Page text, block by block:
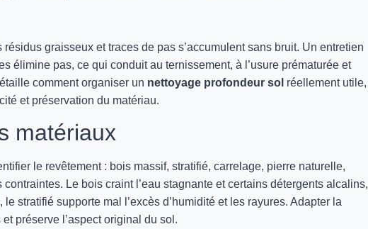
graisseux et traces de pas s’accumulent sans bruit. Un entretien
élimine pas, ce qui conduit au ternissement, à l’usure prématurée et
comment organiser un nettoyage profondeur sol réellement utile,
et préservation du matériau.
matériaux
le revêtement : bois massif, stratifié, carrelage, pierre naturelle,
Le bois craint l’eau stagnante et certains détergents alcalins,
stratifié supporte mal l’excès d’humidité et les rayures. Adapter la
préserve l’aspect original du sol.